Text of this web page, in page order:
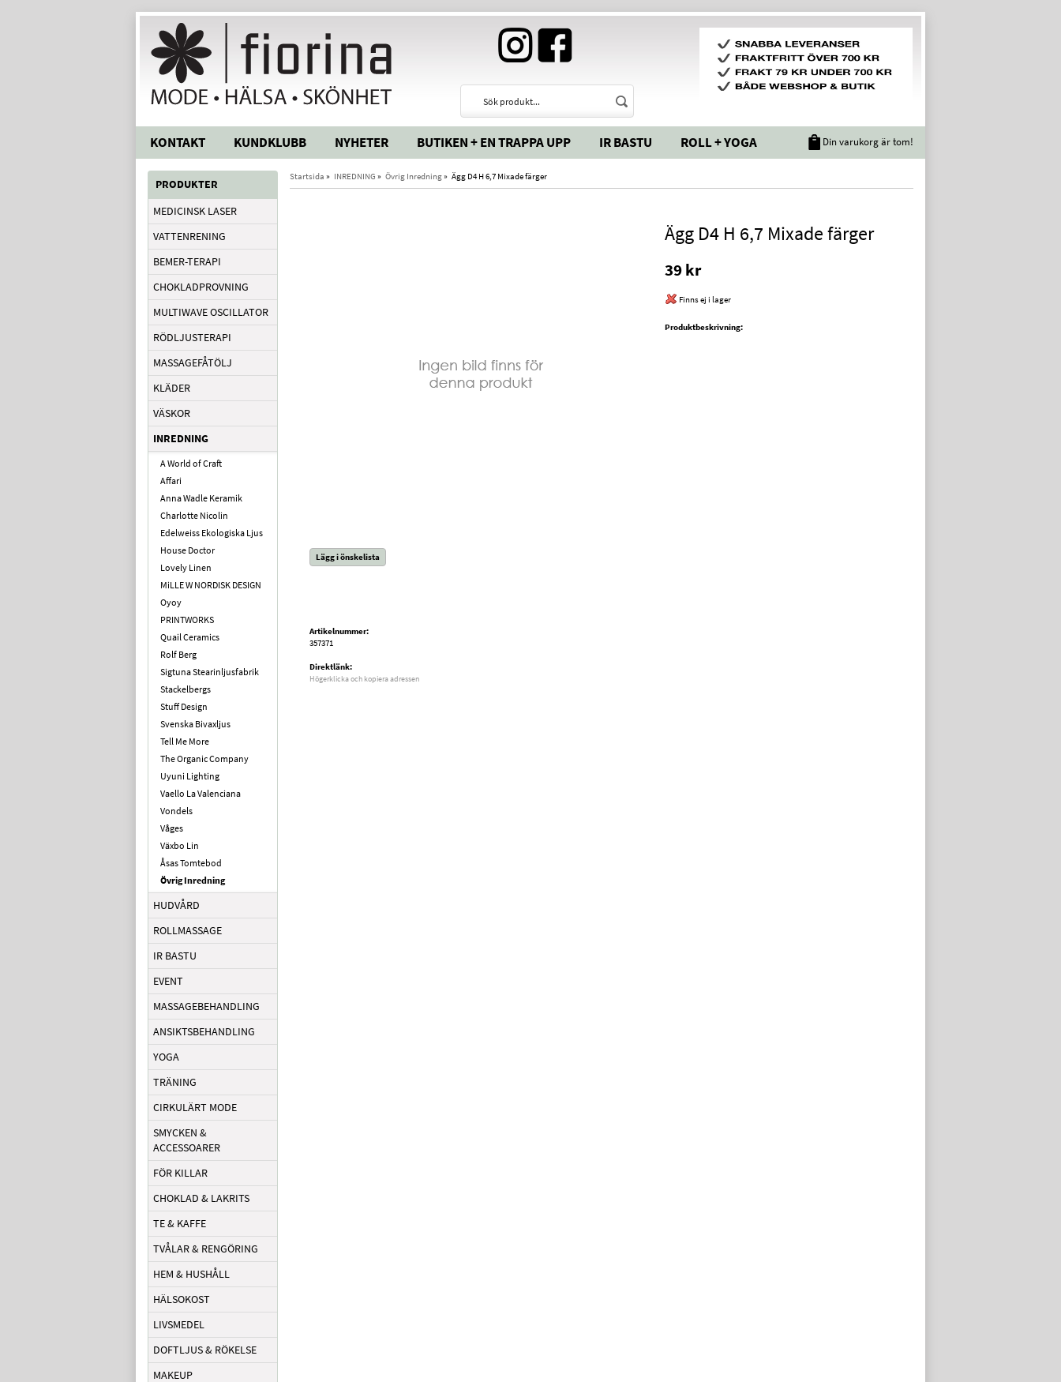
KONTAKT KUNDKLUBB NYHETER BUTIKEN + EN TRAPPA UPP IR BASTU ROLL + YOGA Din varukorg är tom!
PRODUKTER
MEDICINSK LASER
VATTENRENING
BEMER-TERAPI
CHOKLADPROVNING
MULTIWAVE OSCILLATOR
RÖDLJUSTERAPI
MASSAGEFÅTÖLJ
KLÄDER
VÄSKOR
INREDNING
A World of Craft
Affari
Anna Wadle Keramik
Charlotte Nicolin
Edelweiss Ekologiska Ljus
House Doctor
Lovely Linen
MiLLE W NORDISK DESIGN
Oyoy
PRINTWORKS
Quail Ceramics
Rolf Berg
Sigtuna Stearinljusfabrik
Stackelbergs
Stuff Design
Svenska Bivaxljus
Tell Me More
The Organic Company
Uyuni Lighting
Vaello La Valenciana
Vondels
Våges
Växbo Lin
Åsas Tomtebod
Övrig Inredning
HUDVÅRD
ROLLMASSAGE
IR BASTU
EVENT
MASSAGEBEHANDLING
ANSIKTSBEHANDLING
YOGA
TRÄNING
CIRKULÄRT MODE
SMYCKEN &
ACCESSOARER
FÖR KILLAR
CHOKLAD & LAKRITS
TE & KAFFE
TVÅLAR & RENGÖRING
HEM & HUSHÅLL
HÄLSOKOST
LIVSMEDEL
DOFTLJUS & RÖKELSE
MAKEUP
Startsida » INREDNING » Övrig Inredning» Ägg D4 H 6,7 Mixade färger
Lägg i önskelista
Artikelnummer:
357371
Direktlänk:
Högerklicka och kopiera adressen
Ägg D4 H 6,7 Mixade färger
39 kr
Finns ej i lager
Produktbeskrivning: